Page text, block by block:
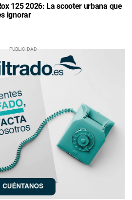
125 2026: La scooter urbana que
ignorar